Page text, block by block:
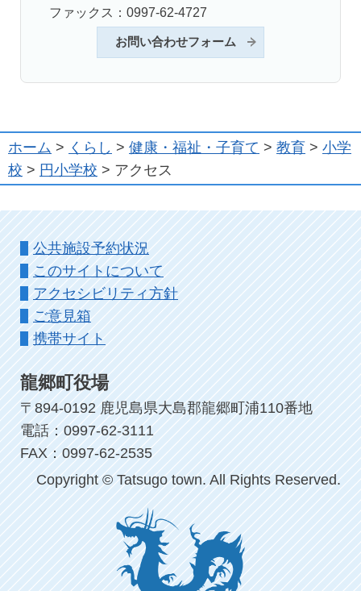
ファックス：0997-62-4727
お問い合わせフォーム
ホーム > くらし > 健康・福祉・子育て > 教育 > 小学
校 > 円小学校 > アクセス
公共施設予約状況
このサイトについて
アクセシビリティ方針
ご意見箱
携帯サイト
龍郷町役場
〒894-0192 鹿児島県大島郡龍郷町浦110番地
電話：0997-62-3111
FAX：0997-62-2535
Copyright © Tatsugo town. All Rights Reserved.